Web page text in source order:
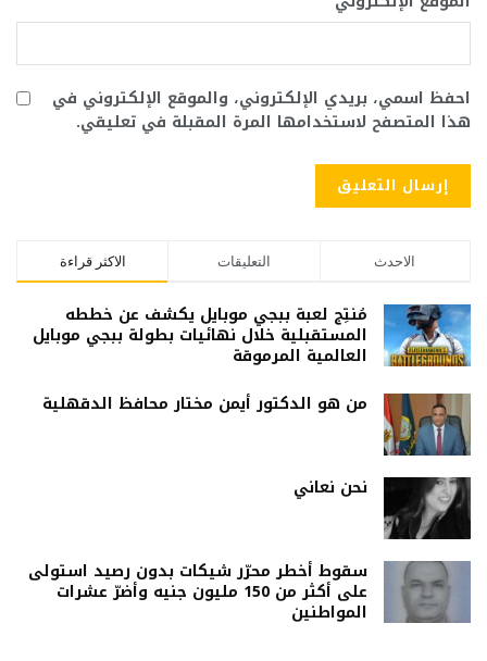
احفظ اسمي، بريدي الإلكتروني، والموقع الإلكتروني في
هذا المتصفح لاستخدامها المرة المقبلة في تعليقي.
الاكثر قراءة التعليقات الاحدث
مُنتِج لعبة ببجي موبايل يكشف عن خططه
المستقبلية خلال نهائيات بطولة ببجي موبايل
العالمية المرموقة
من هو الدكتور أيمن مختار محافظ الدقهلية
نحن نعاني
سقوط أخطر محرّر شيكات بدون رصيد استولى
على أكثر من 150 مليون جنيه وأضرّ عشرات
المواطنين